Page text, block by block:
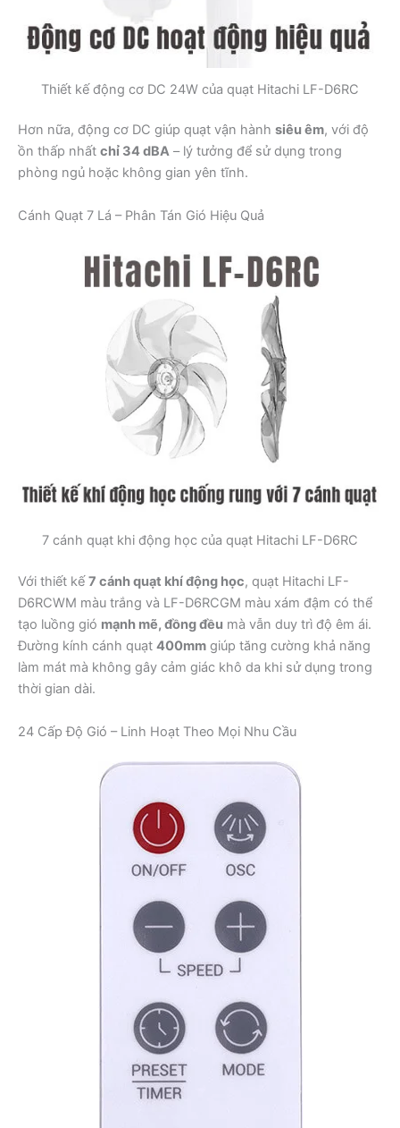
Thiết kế động cơ DC 24W của quạt Hitachi LF-D6RC
Hơn nữa, động cơ DC giúp quạt vận hành siêu êm, với độ
ồn thấp nhất chỉ 34 dBA – lý tưởng để sử dụng trong
phòng ngủ hoặc không gian yên tĩnh.
Cánh Quạt 7 Lá – Phân Tán Gió Hiệu Quả
7 cánh quạt khi động học của quạt Hitachi LF-D6RC
Với thiết kế7 cánh quạt khí động học, quạt Hitachi LF-
D6RCWM màu trắng và LF-D6RCGM màu xám đậm có thể
tạo luồng gió mạnh mẽ, đồng đều mà vẫn duy trì độ êm ái.
Đường kính cánh quạt 400mm giúp tăng cường khả năng
làm mát mà không gây cảm giác khô da khi sử dụng trong
thời gian dài.
24 Cấp Độ Gió – Linh Hoạt Theo Mọi Nhu Cầu